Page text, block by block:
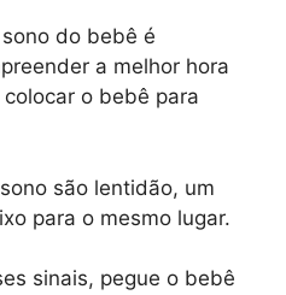
do bebê é
a melhor hora
o bebê para
são lentidão, um
para o mesmo lugar.
sinais, pegue o bebê